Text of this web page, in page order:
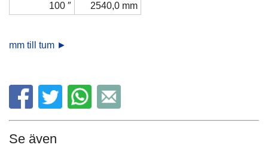
100 ″
2540,0 mm
mm till tum ►
Se även